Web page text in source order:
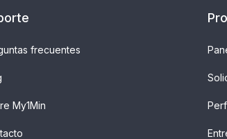
frecuentes
My1Min